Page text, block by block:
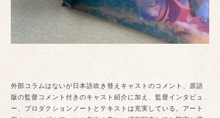
外部コラムはないが日本語吹き替えキャストのコメント、原語
版の監督コメント付きのキャスト紹介に加え、監督インタビュ
ー、プロダクションノートとテキストは充実している。アート